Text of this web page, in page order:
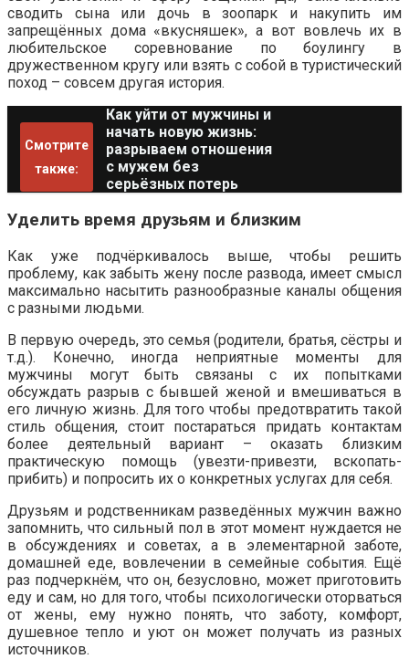
сводить сына или дочь в зоопарк и накупить им
запрещённых дома «вкусняшек», а вот вовлечь их в
любительское соревнование по боулингу в
дружественном кругу или взять с собой в туристический
поход – совсем другая история.
Смотрите
также:
Как уйти от мужчины и
начать новую жизнь:
разрываем отношения
с мужем без
серьёзных потерь
Уделить время друзьям и близким
Как уже подчёркивалось выше, чтобы решить
проблему, как забыть жену после развода, имеет смысл
максимально насытить разнообразные каналы общения
с разными людьми.
В первую очередь, это семья (родители, братья, сёстры и
т.д.). Конечно, иногда неприятные моменты для
мужчины могут быть связаны с их попытками
обсуждать разрыв с бывшей женой и вмешиваться в
его личную жизнь. Для того чтобы предотвратить такой
стиль общения, стоит постараться придать контактам
более деятельный вариант – оказать близким
практическую помощь (увезти-привезти, вскопать-
прибить) и попросить их о конкретных услугах для себя.
Друзьям и родственникам разведённых мужчин важно
запомнить, что сильный пол в этот момент нуждается не
в обсуждениях и советах, а в элементарной заботе,
домашней еде, вовлечении в семейные события. Ещё
раз подчеркнём, что он, безусловно, может приготовить
еду и сам, но для того, чтобы психологически оторваться
от жены, ему нужно понять, что заботу, комфорт,
душевное тепло и уют он может получать из разных
источников.